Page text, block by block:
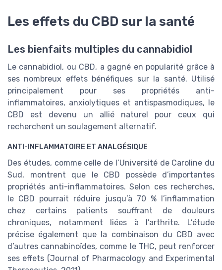
Les effets du CBD sur la santé
Les bienfaits multiples du cannabidiol
Le cannabidiol, ou CBD, a gagné en popularité grâce à
ses nombreux effets bénéfiques sur la santé. Utilisé
principalement pour ses propriétés anti-
inflammatoires, anxiolytiques et antispasmodiques, le
CBD est devenu un allié naturel pour ceux qui
recherchent un soulagement alternatif.
ANTI-INFLAMMATOIRE ET ANALGÉSIQUE
Des études, comme celle de l’Université de Caroline du
Sud, montrent que le CBD possède d’importantes
propriétés anti-inflammatoires. Selon ces recherches,
le CBD pourrait réduire jusqu’à 70 % l’inflammation
chez certains patients souffrant de douleurs
chroniques, notamment liées à l’arthrite. L’étude
précise également que la combinaison du CBD avec
d’autres cannabinoïdes, comme le THC, peut renforcer
ses effets (Journal of Pharmacology and Experimental